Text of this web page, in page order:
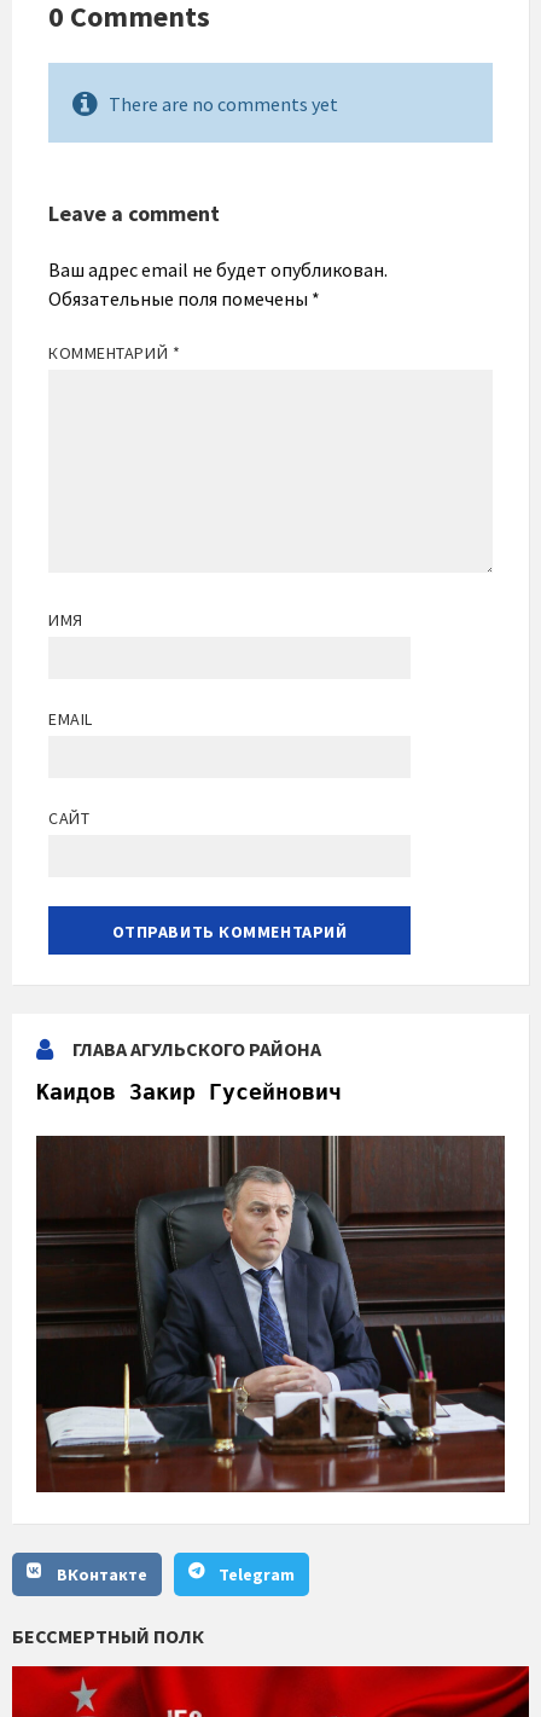
0 Comments
There are no comments yet
Leave a comment
Ваш адрес email не будет опубликован.
Обязательные поля помечены *
КОММЕНТАРИЙ *
ИМЯ
EMAIL
САЙТ
ГЛАВА АГУЛЬСКОГО РАЙОНА
Каидов Закир Гусейнович
ВКонтакте Telegram
БЕССМЕРТНЫЙ ПОЛК